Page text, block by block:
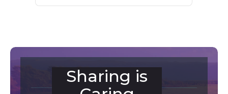
Episode
Episodes
Episode
Sharing is